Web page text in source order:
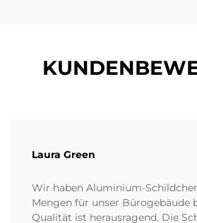
Laura Green
Wir haben Aluminium-
Mengen für unser Bürogebäude
Qualität ist herausragend. Die